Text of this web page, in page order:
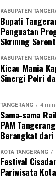
KABUPATEN
Bupati
Penguatan
Skrining
KABUPATEN
Kicau Mania
Sinergi Polri
TANGERANG 4
Sama-sama
PAM
Berangkat dari
KOTA TANGERANG
Festival
Pariwisata